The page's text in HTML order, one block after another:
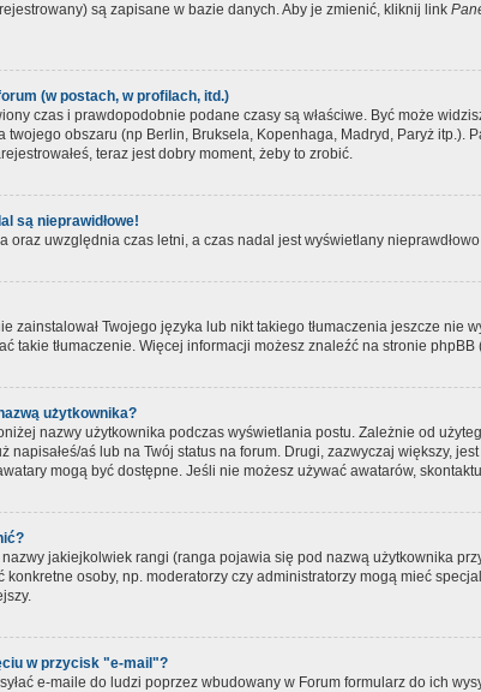
są zapisane w bazie danych. Aby je zmienić, kliknij link
(w postach, w profilach, itd.)
czas i prawdopodobnie podane czasy są właściwe. Być może
obszaru (np Berlin, Bruksela, Kopenhaga, Madryd, Paryż
teraz jest dobry moment, żeby to zrobić.
są nieprawidłowe!
oraz uwzględnia czas letni, a czas nadal jest wyświetlany
zainstalował Twojego języka lub nikt takiego tłumaczenia jeszcze
takie tłumaczenie. Więcej informacji możesz znaleźć na stronie
użytkownika?
nazwy użytkownika podczas wyświetlania postu. Zależnie od
napisałeś/aś lub na Twój status na forum. Drugi, zazwyczaj większy,
mogą być dostępne. Jeśli nie możesz używać awatarów,
jakiejkolwiek rangi (ranga pojawia się pod nazwą użytkownika
konkretne osoby, np. moderatorzy czy administratorzy mogą mieć
w przycisk "e-mail"?
e-maile do ludzi poprzez wbudowany w Forum formularz do ich